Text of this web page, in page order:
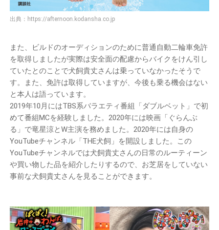
出典： https://afternoon.kodansha.co.jp
また、ビルドのオーディションのために普通自動二輪車免許
を取得しましたが実際は安全面の配慮からバイクをけん引し
ていたとのことで犬飼貴丈さんは乗っていなかったそうで
す。また、免許は取得していますが、今後も乗る機会はない
と本人は語っています。
2019年10月にはTBS系バラエティ番組「ダブルベット」で初
めて番組MCを経験しました。2020年には映画「ぐらんぶ
る」で竜星涼とW主演を務めました。2020年には自身の
YouTubeチャンネル「THE犬飼」を開設しました。この
YouTubeチャンネルでは犬飼貴丈さんの日常のルーティーン
や買い物した品を紹介したりするので、お芝居をしていない
事前な犬飼貴丈さんを見ることができます。